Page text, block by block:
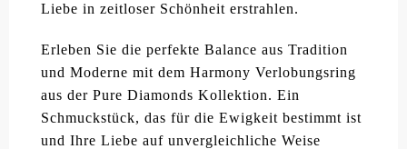
Liebe in zeitloser Schönheit erstrahlen.
Erleben Sie die perfekte Balance aus Tradition
und Moderne mit dem Harmony Verlobungsring
aus der Pure Diamonds Kollektion. Ein
Schmuckstück, das für die Ewigkeit bestimmt ist
und Ihre Liebe auf unvergleichliche Weise